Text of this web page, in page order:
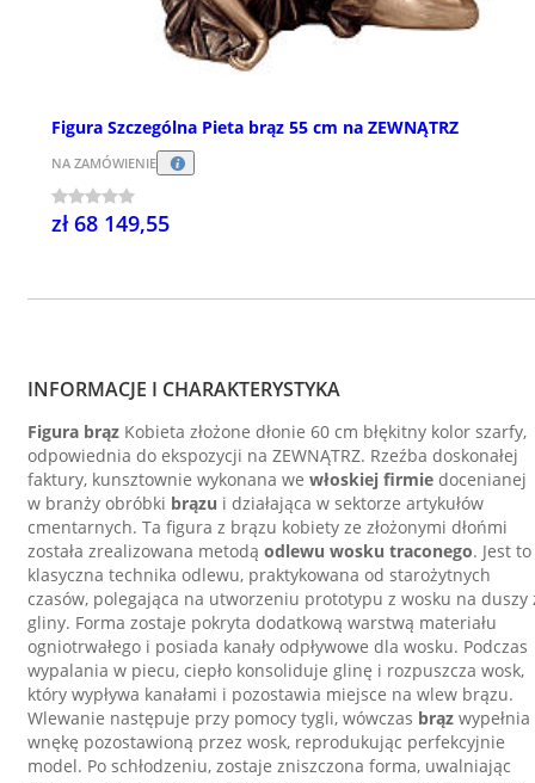
Figura Szczególna Pieta brąz 55 cm na ZEWNĄTRZ
NA ZAMÓWIENIE
zł 68 149,55
INFORMACJE I CHARAKTERYSTYKA
Figura brąz Kobieta złożone dłonie 60 cm błękitny kolor szarfy,
odpowiednia do ekspozycji na ZEWNĄTRZ. Rzeźba doskonałej
faktury, kunsztownie wykonana we włoskiej firmie docenianej
w branży obróbki brązu i działająca w sektorze artykułów
cmentarnych. Ta figura z brązu kobiety ze złożonymi dłońmi
została zrealizowana metodą odlewu wosku traconego. Jest to
klasyczna technika odlewu, praktykowana od starożytnych
czasów, polegająca na utworzeniu prototypu z wosku na duszy
gliny. Forma zostaje pokryta dodatkową warstwą materiału
ogniotrwałego i posiada kanały odpływowe dla wosku. Podczas
wypalania w piecu, ciepło konsoliduje glinę i rozpuszcza wosk,
który wypływa kanałami i pozostawia miejsce na wlew brązu.
Wlewanie następuje przy pomocy tygli, wówczas brąz wypełnia
wnękę pozostawioną przez wosk, reprodukując perfekcyjnie
model. Po schłodzeniu, zostaje zniszczona forma, uwalniając